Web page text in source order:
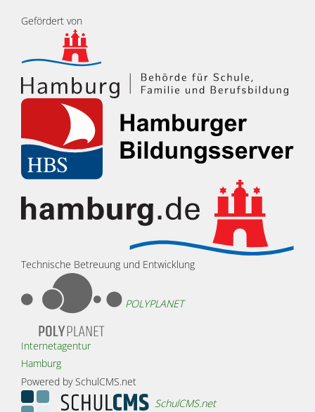
Gefördert von
Technische Betreuung und Entwicklung
POLYPLANET
Internetagentur
Hamburg
Powered by SchulCMS.net
SchulCMS.net